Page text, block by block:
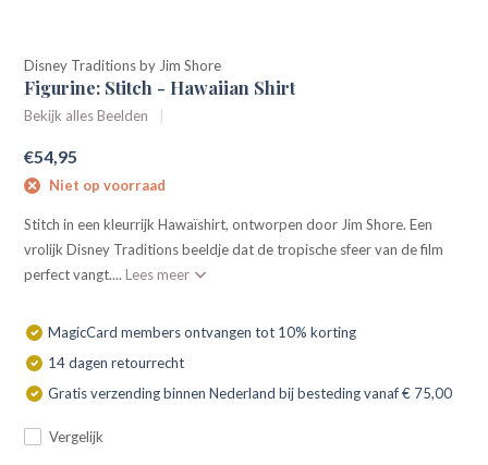
Disney Traditions by Jim Shore
Figurine: Stitch - Hawaiian Shirt
Bekijk alles Beelden
€54,95
Niet op voorraad
Stitch in een kleurrijk Hawaïshirt, ontworpen door Jim Shore. Een
vrolijk Disney Traditions beeldje dat de tropische sfeer van de film
perfect vangt.... Lees meer
MagicCard members ontvangen tot 10% korting
14 dagen retourrecht
Gratis verzending binnen Nederland bij besteding vanaf € 75,00
Vergelijk